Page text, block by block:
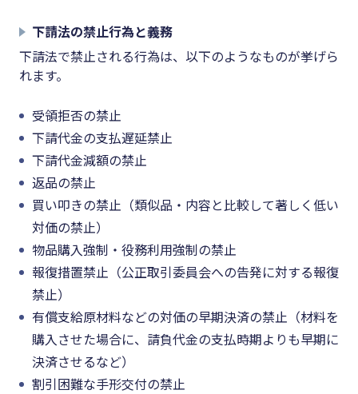
下請法の禁止行為と義務
下請法で禁止される行為は、以下のようなものが挙げら
れます。
受領拒否の禁止
下請代金の支払遅延禁止
下請代金減額の禁止
返品の禁止
買い叩きの禁止（類似品・内容と比較して著しく低い
対価の禁止）
物品購入強制・役務利用強制の禁止
報復措置禁止（公正取引委員会への告発に対する報復
禁止）
有償支給原材料などの対価の早期決済の禁止（材料を
購入させた場合に、請負代金の支払時期よりも早期に
決済させるなど）
割引困難な手形交付の禁止